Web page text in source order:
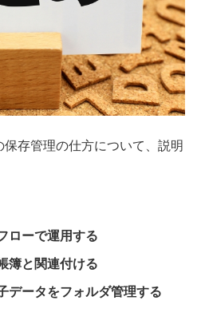
存管理の仕方について、説明
ローで運用する
簿と関連付ける
データをフォルダ管理する